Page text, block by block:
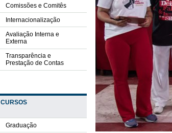
Comissões e Comitês
Internacionalização
Avaliação Interna e
Externa
Transparência e
Prestação de Contas
CURSOS
Graduação